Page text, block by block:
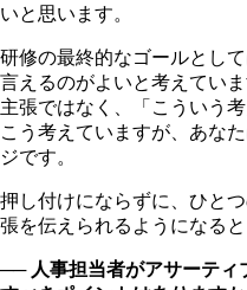
いと思います。
研修の最終的なゴールとし
言えるのがよいと考えてい
主張ではなく、「こういう
こう考えていますが、あな
ジです。
押し付けにならずに、ひと
張を伝えられるようになると
── 人事担当者がアサーティ